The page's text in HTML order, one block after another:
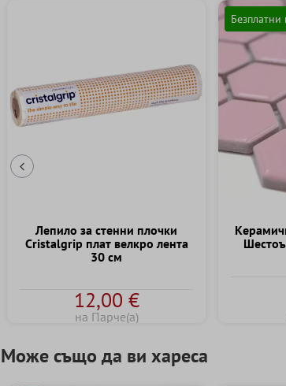
Предишен слайд
Лепило за стенни плочки
Cristalgrip плат велкро лента
30 см
12,00 €
на Парче(а)
Безплатни
Може също да ви хареса